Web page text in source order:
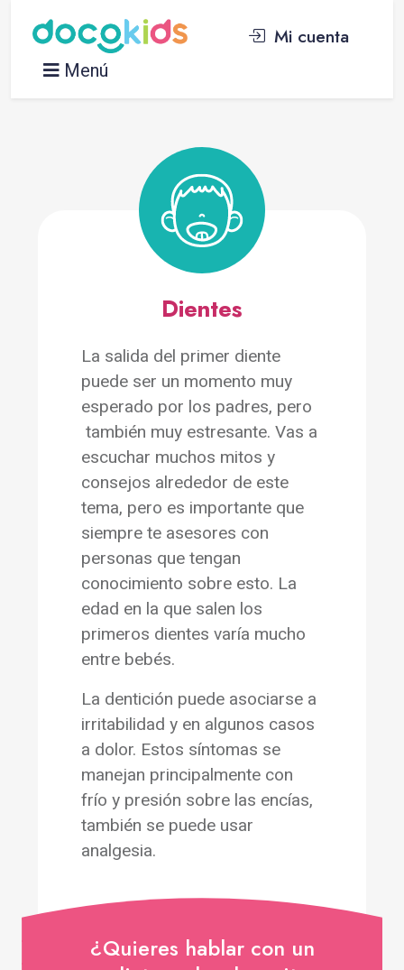
Mi cuenta
Menú
Dientes
La salida del primer diente
puede ser un momento muy
esperado por los padres, pero
también muy estresante. Vas a
escuchar muchos mitos y
consejos alrededor de este
tema, pero es importante que
siempre te asesores con
personas que tengan
conocimiento sobre esto. La
edad en la que salen los
primeros dientes varía mucho
entre bebés.
La dentición puede asociarse a
irritabilidad y en algunos casos
a dolor. Estos síntomas se
manejan principalmente con
frío y presión sobre las encías,
también se puede usar
analgesia.
¿Quieres hablar con un